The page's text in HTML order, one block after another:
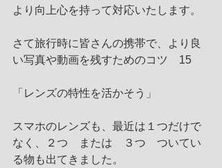
より向上心を持って対応いたします。
さて旅行時に皆さんの携帯で、より良
い写真や動画を残すためのコツ　15
「レンズの特性を活かそう」
スマホのレンズも、最近は１つだけで
なく、２つ　または　３つ　ついてい
る物も出てきました。